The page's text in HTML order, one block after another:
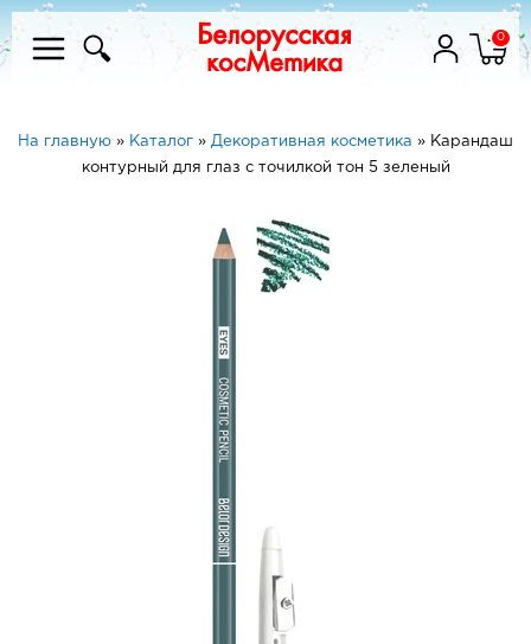
0
На главную » Каталог » Декоративная косметика » Карандаш
контурный для глаз с точилкой тон 5 зеленый